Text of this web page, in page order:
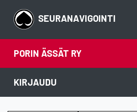
SEURANAVIGOINTI
PORIN ÄSSÄT RY
KIRJAUDU